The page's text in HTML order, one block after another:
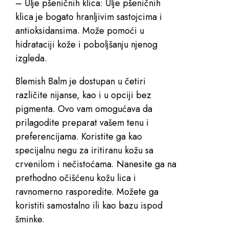
– Ulje pšeničnih klica: Ulje pšeničnih
klica je bogato hranljivim sastojcima i
antioksidansima. Može pomoći u
hidrataciji kože i poboljšanju njenog
izgleda.
Blemish Balm je dostupan u četiri
različite nijanse, kao i u opciji bez
pigmenta. Ovo vam omogućava da
prilagodite preparat vašem tenu i
preferencijama. Koristite ga kao
specijalnu negu za iritiranu kožu sa
crvenilom i nečistoćama. Nanesite ga na
prethodno očišćenu kožu lica i
ravnomerno rasporedite. Možete ga
koristiti samostalno ili kao bazu ispod
šminke.